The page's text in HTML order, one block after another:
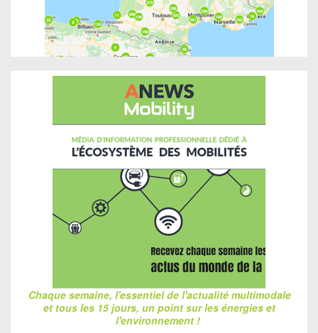
Chaque semaine, l'essentiel de l'actualité multimodale
et tous les 15 jours, un point sur les énergies et
l'environnement !